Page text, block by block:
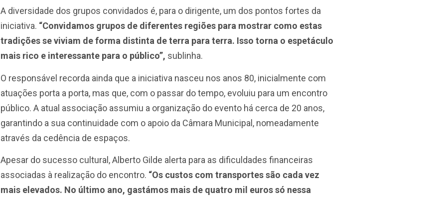
A diversidade dos grupos convidados é, para o dirigente, um dos pontos fortes da
iniciativa. “Convidamos grupos de diferentes regiões para mostrar como estas
tradições se viviam de forma distinta de terra para terra. Isso torna o espetáculo
mais rico e interessante para o público”, sublinha.
O responsável recorda ainda que a iniciativa nasceu nos anos 80, inicialmente com
atuações porta a porta, mas que, com o passar do tempo, evoluiu para um encontro
público. A atual associação assumiu a organização do evento há cerca de 20 anos,
garantindo a sua continuidade com o apoio da Câmara Municipal, nomeadamente
através da cedência de espaços.
Apesar do sucesso cultural, Alberto Gilde alerta para as dificuldades financeiras
associadas à realização do encontro. “Os custos com transportes são cada vez
mais elevados. No último ano, gastámos mais de quatro mil euros só nessa